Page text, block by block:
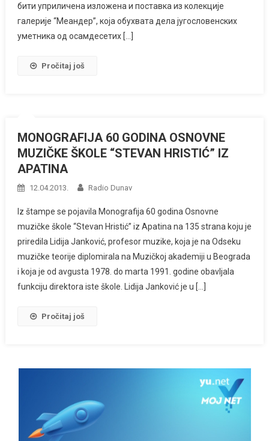
бити уприличена изложена и поставка из колекције
галерије “Меандер”, која обухвата дела југословенских
уметника од осамдесетих […]
Pročitaj još
MONOGRAFIJA 60 GODINA OSNOVNE
MUZIČKE ŠKOLE “STEVAN HRISTIĆ” IZ
APATINA
12.04.2013. Radio Dunav
Iz štampe se pojavila Monografija 60 godina Osnovne
muzičke škole “Stevan Hristić” iz Apatina na 135 strana koju je
priredila Lidija Janković, profesor muzike, koja je na Odseku
muzičke teorije diplomirala na Muzičkoj akademiji u Beograda
i koja je od avgusta 1978. do marta 1991. godine obavljala
funkciju direktora iste škole. Lidija Janković je u […]
Pročitaj još